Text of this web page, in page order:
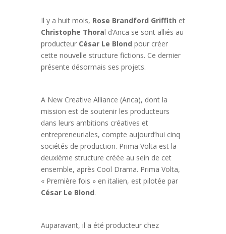
Il y a huit mois, Rose Brandford Griffith et
Christophe Thoral d’Anca se sont alliés au
producteur César Le Blond pour créer
cette nouvelle structure fictions. Ce dernier
présente désormais ses projets.
A New Creative Alliance (Anca), dont la
mission est de soutenir les producteurs
dans leurs ambitions créatives et
entrepreneuriales, compte aujourd’hui cinq
sociétés de production. Prima Volta est la
deuxième structure créée au sein de cet
ensemble, après Cool Drama. Prima Volta,
« Première fois » en italien, est pilotée par
César Le Blond.
Auparavant, il a été producteur chez